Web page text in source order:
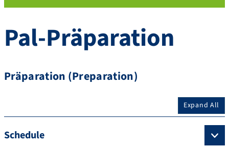
Pal-Präparation
Präparation (Preparation)
Expand All
Schedule